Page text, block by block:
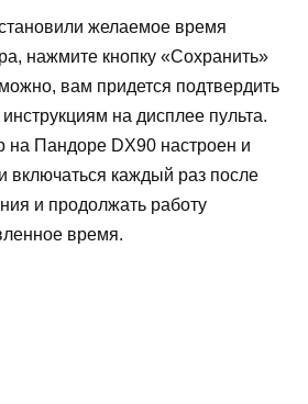
желаемое время
нажмите кнопку «Сохранить»
вам придется подтвердить
на дисплее пульта.
на Пандоре DX90 настроен и
включаться каждый раз после
и продолжать работу
время.